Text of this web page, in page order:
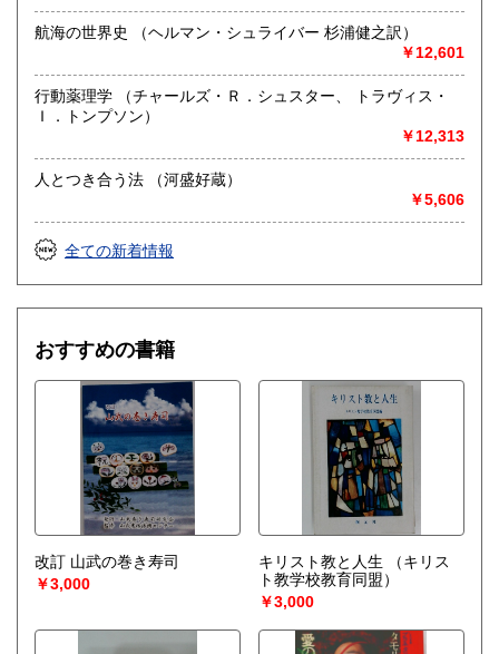
航海の世界史 （ヘルマン・シュライバー 杉浦健之訳）
￥12,601
行動薬理学 （チャールズ・Ｒ．シュスター、 トラヴィス・
Ｉ．トンプソン）
￥12,313
人とつき合う法 （河盛好蔵）
￥5,606
全ての新着情報
おすすめの書籍
改訂 山武の巻き寿司
￥3,000
キリスト教と人生
（キリス
ト教学校教育同盟）
￥3,000